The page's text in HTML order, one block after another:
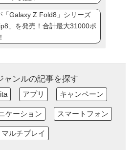
「Galaxy Z Fold8」シリーズ
」を発売！合計最大31000ポ
ャンルの記事を探す
アプリ キャンペーン
ケーション スマートフォン
マルチプレイ